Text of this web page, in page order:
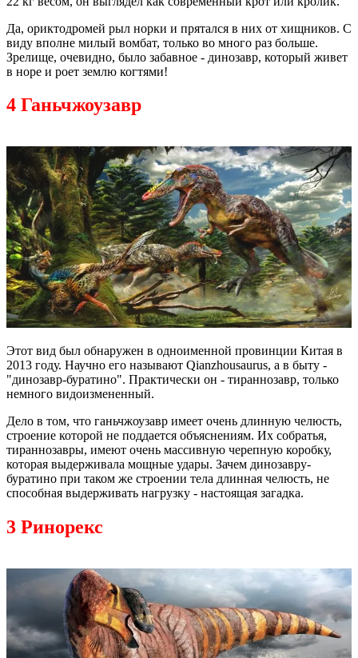
Да, ориктодромей рыл норки и прятался в них от хищников. С
виду вполне милый вомбат, только во много раз больше.
Зрелище, очевидно, было забавное - динозавр, который живет
в норе и роет землю когтями!
4 Ганьчжоузавр
Этот вид был обнаружен в одноименной провинции Китая в
2013 году. Научно его называют Qianzhousaurus, а в быту -
"динозавр-буратино". Практически он - тираннозавр, только
немного видоизмененный.
Дело в том, что ганьчжоузавр имеет очень длинную челюсть,
строение которой не поддается объяснениям. Их собратья,
тираннозавры, имеют очень массивную черепную коробку,
которая выдерживала мощные удары. Зачем динозавру-
буратино при таком же строении тела длинная челюсть, не
способная выдерживать нагрузку - настоящая загадка.
3 Ринорекс